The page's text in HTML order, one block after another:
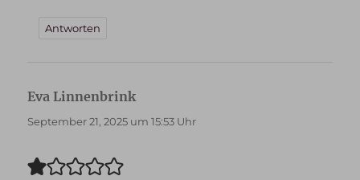
Antworten
Eva Linnenbrinksagt:
September 21, 2025 um 15:53 Uhr